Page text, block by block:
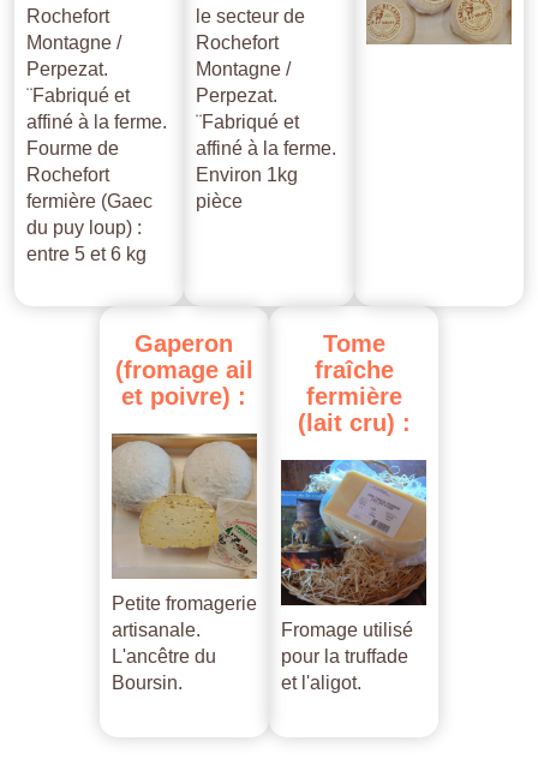
Rochefort
Montagne /
Perpezat.
¨Fabriqué et
affiné à la ferme.
Fourme de
Rochefort
fermière (Gaec
du puy loup) :
entre 5 et 6 kg
le secteur de
Rochefort
Montagne /
Perpezat.
¨Fabriqué et
affiné à la ferme.
Environ 1kg
pièce
Gaperon
(fromage ail
et poivre) :
Petite fromagerie
artisanale.
L'ancêtre du
Boursin.
Tome
fraîche
fermière
(lait cru) :
Fromage utilisé
pour la truffade
et l'aligot.